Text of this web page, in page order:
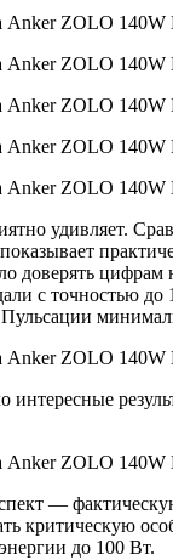
удивляет.
доверять
с точностью до
интересные
—
критическую
до 100 Вт.